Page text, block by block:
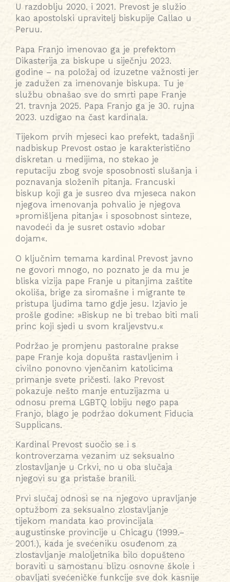
U razdoblju 2020. i 2021. Prevost je služio
kao apostolski upravitelj biskupije Callao u
Peruu.
Papa Franjo imenovao ga je prefektom
Dikasterija za biskupe u siječnju 2023.
godine – na položaj od izuzetne važnosti jer
je zadužen za imenovanje biskupa. Tu je
službu obnašao sve do smrti pape Franje
21. travnja 2025. Papa Franjo ga je 30. rujna
2023. uzdigao na čast kardinala.
Tijekom prvih mjeseci kao prefekt, tadašnji
nadbiskup Prevost ostao je karakteristično
diskretan u medijima, no stekao je
reputaciju zbog svoje sposobnosti slušanja i
poznavanja složenih pitanja. Francuski
biskup koji ga je susreo dva mjeseca nakon
njegova imenovanja pohvalio je njegova
»promišljena pitanja« i sposobnost sinteze,
navodeći da je susret ostavio »dobar
dojam«.
O ključnim temama kardinal Prevost javno
ne govori mnogo, no poznato je da mu je
bliska vizija pape Franje u pitanjima zaštite
okoliša, brige za siromašne i migrante te
pristupa ljudima tamo gdje jesu. Izjavio je
prošle godine: »Biskup ne bi trebao biti mali
princ koji sjedi u svom kraljevstvu.«
Podržao je promjenu pastoralne prakse
pape Franje koja dopušta rastavljenim i
civilno ponovno vjenčanim katolicima
primanje svete pričesti. Iako Prevost
pokazuje nešto manje entuzijazma u
odnosu prema LGBTQ lobiju nego papa
Franjo, blago je podržao dokument Fiducia
Supplicans.
Kardinal Prevost suočio se i s
kontroverzama vezanim uz seksualno
zlostavljanje u Crkvi, no u oba slučaja
njegovi su ga pristaše branili.
Prvi slučaj odnosi se na njegovo upravljanje
optužbom za seksualno zlostavljanje
tijekom mandata kao provincijala
augustinske provincije u Chicagu (1999.–
2001.), kada je svećeniku osuđenom za
zlostavljanje maloljetnika bilo dopušteno
boraviti u samostanu blizu osnovne škole i
obavljati svećeničke funkcije sve dok kasnije